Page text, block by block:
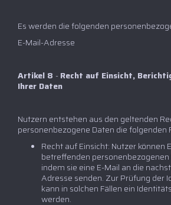
Es werden die folgenden
E-Mail-Adresse
Artikel 8 - Recht auf Einsicht,
Ihrer Daten
Nutzern entstehen aus den geltenden
personenbezogene Daten die folgenden
Recht auf Einsicht: Nutzer können
betreffenden
indem sie eine E-Mail an die
Adresse senden. Zur Prüfung der
kann in solchen Fällen ein
werden.